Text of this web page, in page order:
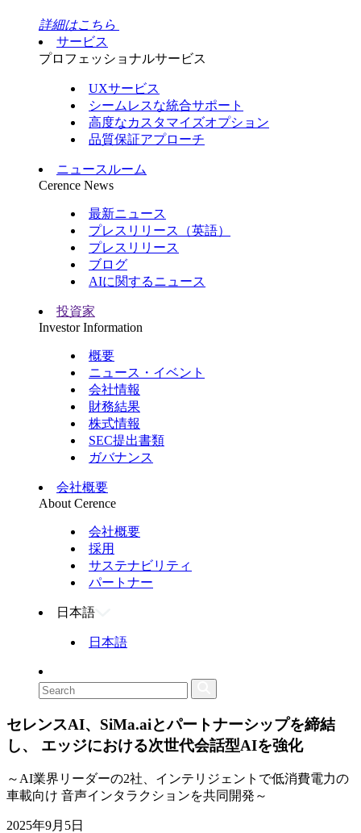
詳細はこちら
サービス
プロフェッショナルサービス
UXサービス
シームレスな統合サポート
高度なカスタマイズオプション
品質保証アプローチ
ニュースルーム
Cerence News
最新ニュース
プレスリリース（英語）
プレスリリース
ブログ
AIに関するニュース
投資家
Investor Information
概要
ニュース・イベント
会社情報
財務結果
株式情報
SEC提出書類
ガバナンス
会社概要
About Cerence
会社概要
採用
サステナビリティ
パートナー
日本語
日本語
セレンスAI、SiMa.aiとパートナーシップを締結
し、 エッジにおける次世代会話型AIを強化
～AI業界リーダーの2社、インテリジェントで低消費電力の
車載向け 音声インタラクションを共同開発～
2025年9月5日